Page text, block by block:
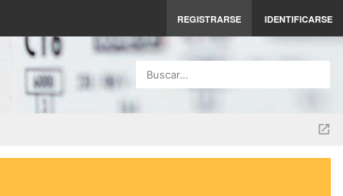
REGISTRARSE IDENTIFICARSE
Buscar…